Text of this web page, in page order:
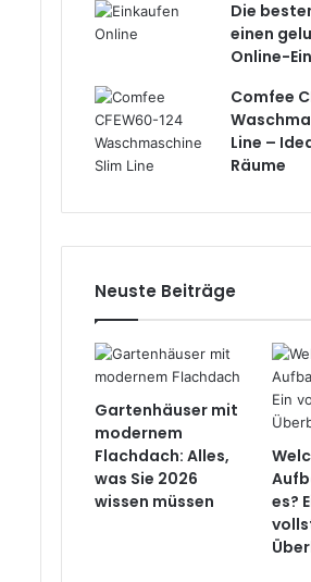
Die
einen
Online-
Comfee
Line –
Räume
Neuste Beiträge
Gartenhäuser mit
modernem
Flachdach: Alles,
was Sie 2026
wissen müssen
es?